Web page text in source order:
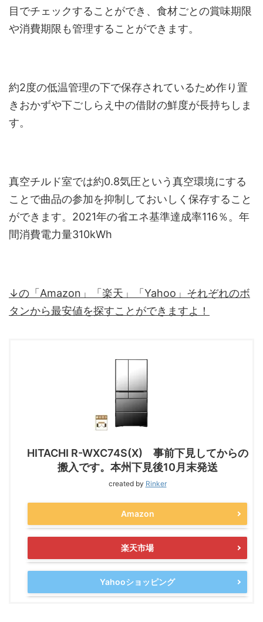
目でチェックすることができ、食材ごとの賞味期限
や消費期限も管理することができます。
約2度の低温管理の下で保存されているため作り置
きおかずや下ごしらえ中の借財の鮮度が長持ちしま
す。
真空チルド室では約0.8気圧という真空環境にする
ことで曲品の参加を抑制しておいしく保存すること
ができます。2021年の省エネ基準達成率116％。年
間消費電力量310kWh
↓の「Amazon」「楽天」「Yahoo」それぞれのボ
タンから最安値を探すことができますよ！
HITACHI R-WXC74S(X) 事前下見してからの
搬入です。本州下見後10月末発送
created by Rinker
Amazon
楽天市場
Yahooショッピング